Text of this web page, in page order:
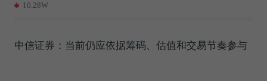
10.28W
中信证券：当前仍应依据筹码、估值和交易节奏参与